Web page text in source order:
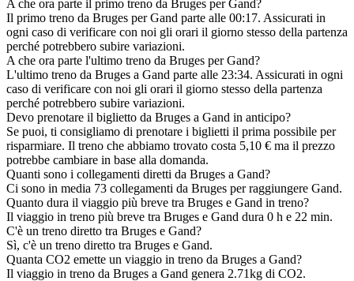
A che ora parte il primo treno da Bruges per Gand?
Il primo treno da Bruges per Gand parte alle 00:17. Assicurati in
ogni caso di verificare con noi gli orari il giorno stesso della partenza
perché potrebbero subire variazioni.
A che ora parte l'ultimo treno da Bruges per Gand?
L'ultimo treno da Bruges a Gand parte alle 23:34. Assicurati in ogni
caso di verificare con noi gli orari il giorno stesso della partenza
perché potrebbero subire variazioni.
Devo prenotare il biglietto da Bruges a Gand in anticipo?
Se puoi, ti consigliamo di prenotare i biglietti il prima possibile per
risparmiare. Il treno che abbiamo trovato costa 5,10 € ma il prezzo
potrebbe cambiare in base alla domanda.
Quanti sono i collegamenti diretti da Bruges a Gand?
Ci sono in media 73 collegamenti da Bruges per raggiungere Gand.
Quanto dura il viaggio più breve tra Bruges e Gand in treno?
Il viaggio in treno più breve tra Bruges e Gand dura 0 h e 22 min.
C'è un treno diretto tra Bruges e Gand?
Sì, c'è un treno diretto tra Bruges e Gand.
Quanta CO2 emette un viaggio in treno da Bruges a Gand?
Il viaggio in treno da Bruges a Gand genera 2.71kg di CO2.